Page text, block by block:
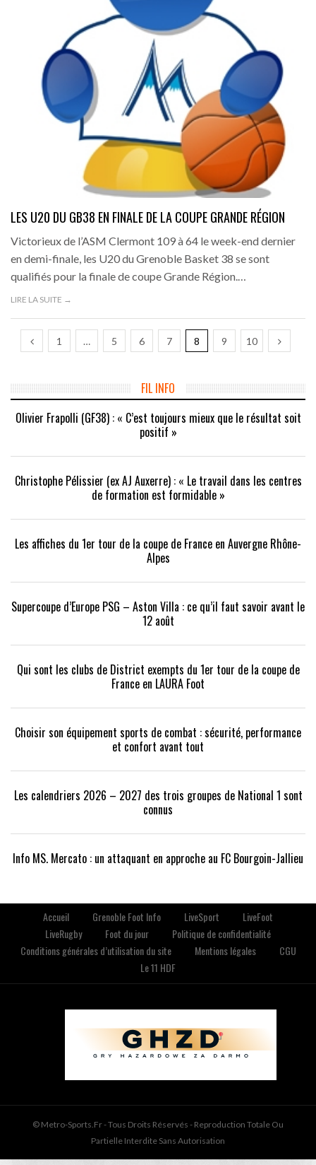
LES U20 DU GB38 EN FINALE DE LA COUPE GRANDE RÉGION
Victorieux de l’ASM Clermont 109 à 64 le week-end dernier
en demi-finale, les U20 du Grenoble Basket 38 se sont
qualifiés pour la finale de coupe Grande Région.…
LIRE LA SUITE →
1 … 5 6 7 8 9 10
FIL INFO
Olivier Frapolli (GF38) : « C’est toujours mieux que le résultat soit
positif »
Christophe Pélissier (ex AJ Auxerre) : « Le travail dans les centres
de formation est formidable »
Les affiches du 1er tour de la coupe de France en Auvergne Rhône-
Alpes
Supercoupe d’Europe PSG – Aston Villa : ce qu’il faut savoir avant le
12 août
Qui sont les clubs de District exempts du 1er tour de la coupe de
France en LAURA Foot
Choisir son équipement sports de combat : sécurité, performance
et confort avant tout
Les calendriers 2026 – 2027 des trois groupes de National 1 sont
connus
Info MS. Mercato : un attaquant en approche au FC Bourgoin-Jallieu
Accueil Grenoble Foot Info LiveSport
LiveFoot
LiveRugby
Foot du jour
Politique de confidentialité
Conditions générales d’utilisation du site
Mentions légales
CGU
Le 11 HDF
© Metro-Sports.fr - Tous Droits Réservés - Reproduction Totale Ou
Partielle Interdite Sans Autorisation